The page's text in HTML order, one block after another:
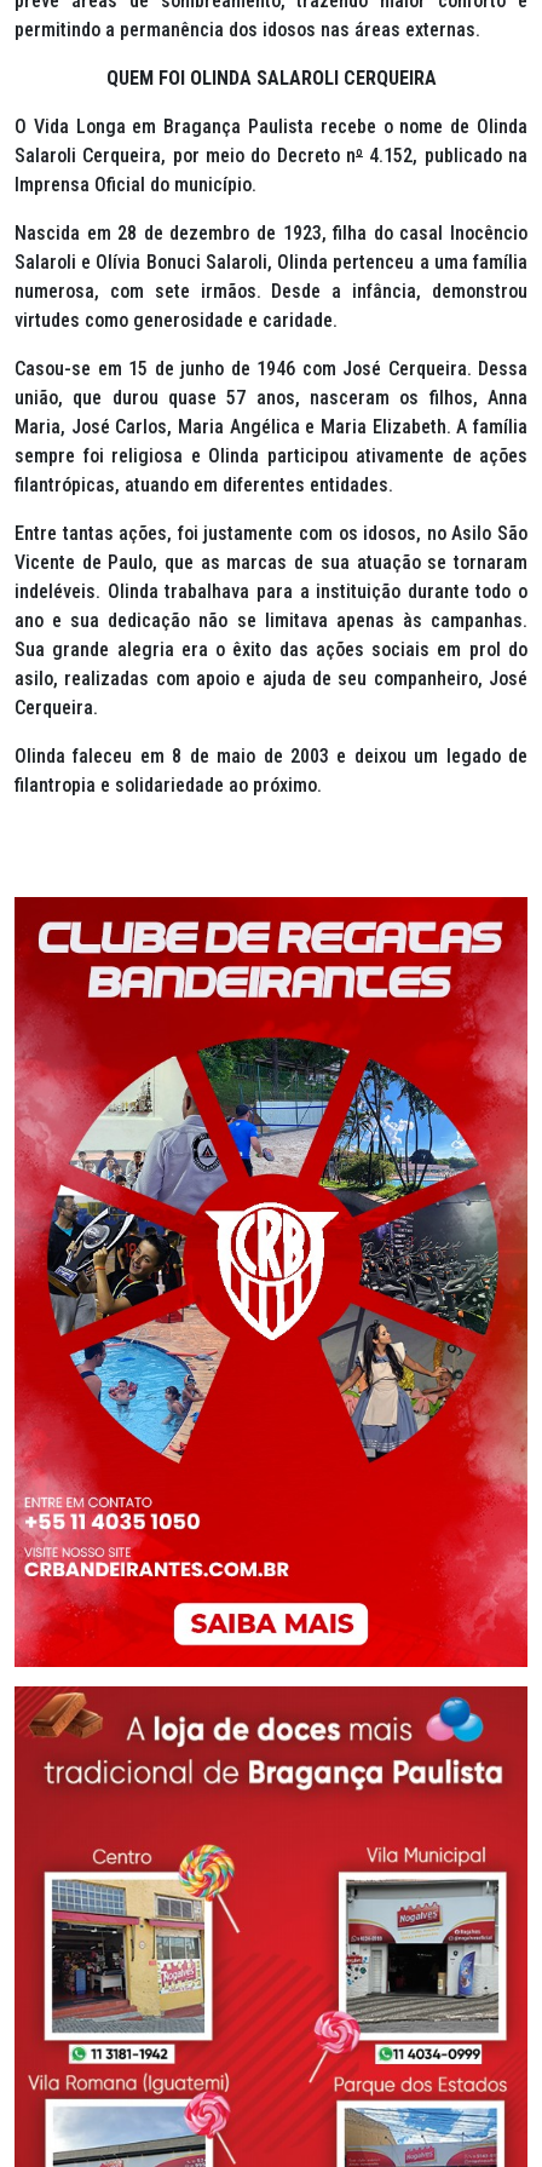
permitindo a permanência dos idosos nas áreas externas.
QUEM FOI OLINDA SALAROLI CERQUEIRA
O Vida Longa em Bragança Paulista recebe o nome de Olinda
Salaroli Cerqueira, por meio do Decreto nº 4.152, publicado na
Imprensa Oficial do município.
Nascida em 28 de dezembro de 1923, filha do casal Inocêncio
Salaroli e Olívia Bonuci Salaroli, Olinda pertenceu a uma família
numerosa, com sete irmãos. Desde a infância, demonstrou
virtudes como generosidade e caridade.
Casou-se em 15 de junho de 1946 com José Cerqueira. Dessa
união, que durou quase 57 anos, nasceram os filhos, Anna
Maria, José Carlos, Maria Angélica e Maria Elizabeth. A família
sempre foi religiosa e Olinda participou ativamente de ações
filantrópicas, atuando em diferentes entidades.
Entre tantas ações, foi justamente com os idosos, no Asilo São
Vicente de Paulo, que as marcas de sua atuação se tornaram
indeléveis. Olinda trabalhava para a instituição durante todo o
ano e sua dedicação não se limitava apenas às campanhas.
Sua grande alegria era o êxito das ações sociais em prol do
asilo, realizadas com apoio e ajuda de seu companheiro, José
Cerqueira.
Olinda faleceu em 8 de maio de 2003 e deixou um legado de
filantropia e solidariedade ao próximo.